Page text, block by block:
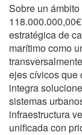
Sobre un
estratégica de
marítimo como
ejes cívicos que
integra
sistemas
infraestructura
unificada con